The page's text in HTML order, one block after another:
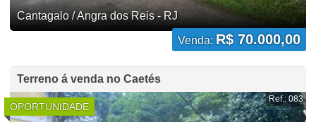
Cantagalo / Angra dos Reis - RJ
Venda: R$ 70.000,00
Terreno á venda no Caetés
OPORTUNIDADE
Ref.: 083